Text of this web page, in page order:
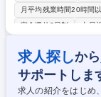
いただきます。 ■プロダクトKPI達成に向けた戦略立案 ■業務課題を解決す
る機能の企画 ■開発
療DXに設計から関
て開発をリードできます。 募集職種 ★リモート可◎【
X】累計調達122億円
月平均残業時間20時間
完全週休2日制
土日
求人探しから
サポートしま
求人の紹介をはじめ